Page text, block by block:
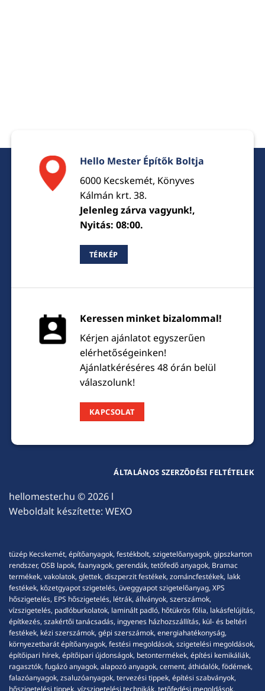
Hello Mester Építők Boltja
6000 Kecskemét, Könyves
Kálmán krt. 38.
Jelenleg zárva vagyunk!,
Nyitás: 08:00.
TÉRKÉP
Keressen minket bizalommal!
Kérjen ajánlatot egyszerűen
elérhetőségeinken!
Ajánlatkéréséres 48 órán belül
válaszolunk!
KAPCSOLAT
hellomester.hu © 2026 l
Weboldalt készítette: WEXO
ÁLTALÁNOS SZERZŐDÉSI FELTÉTELEK
tüzép Kecskemét, építőanyagok, festékbolt, szigetelőanyagok, gipszkarton
rendszer, OSB lapok, faanyagok, gerendák, tetőfedő anyagok, Bramac
termékek, vakolatok, glettek, diszperzit festékek, zománcfestékek, lakk
festékek, kőzetgyapot szigetelés, üveggyapot szigetelőanyag, XPS
hőszigetelés, EPS hőszigetelés, létrák, állványok, szerszámok,
vízszigetelés, padlóburkolatok, laminált padló, hőtükrös fólia, lakásfelújítás,
építkezés, szakértői tanácsadás, ingyenes házhozszállítás, kül- és beltéri
festékek, kézi szerszámok, gépi szerszámok, energiahatékonyság,
környezetbarát építőanyagok, festési megoldások, szigetelési megoldások,
építőipari hírek, építőipari újdonságok, betontermékek, építési kemikáliák,
ragasztók, fugázó anyagok, alapozó anyagok, cement, áthidalók, födémek,
falazóanyagok, zsaluzóanyagok, tervezési tippek, építési szabványok,